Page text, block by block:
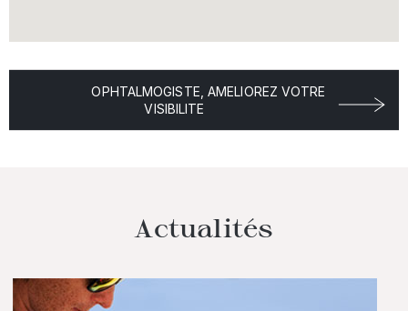
OPHTALMOGISTE, AMELIOREZ VOTRE
VISIBILITE
Actualités